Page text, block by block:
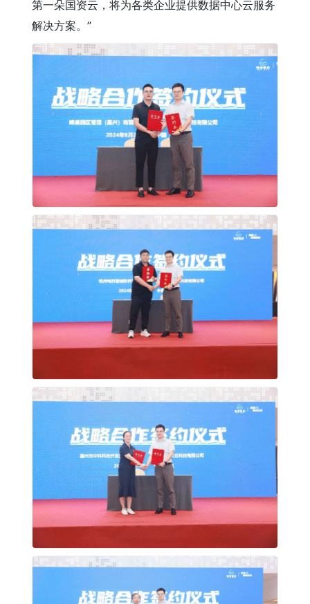
第一朵国资云，将为各类企业提供数据中心云服务
解决方案。”